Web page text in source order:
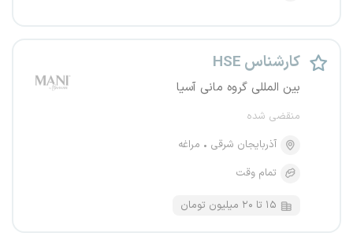
کارشناس HSE
بین المللی گروه مانی آسیا
منقضی شده
آذربایجان شرقی
مراغه
تمام وقت
۱۵ تا ۲۰ میلیون تومان